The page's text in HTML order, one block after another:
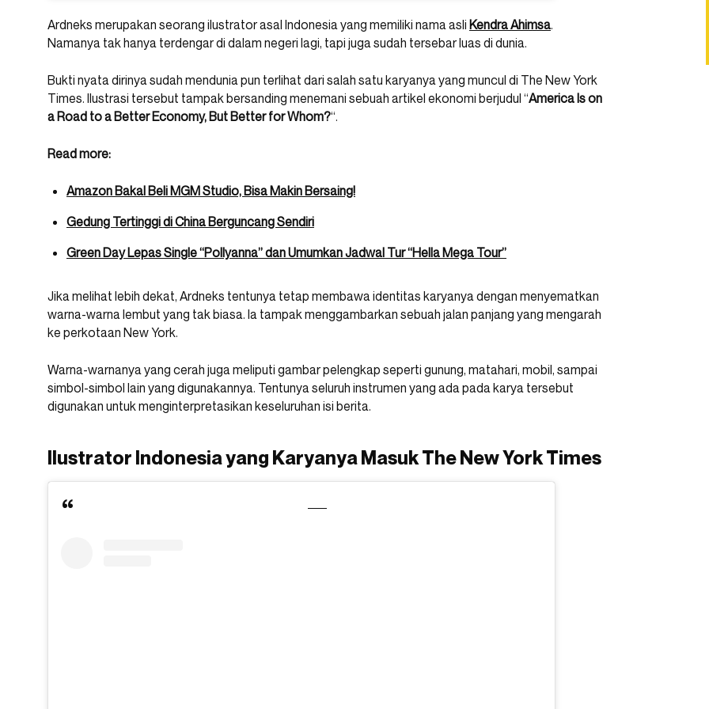
Ardneks merupakan seorang ilustrator asal Indonesia yang memiliki nama asli Kendra Ahimsa.
Namanya tak hanya terdengar di dalam negeri lagi, tapi juga sudah tersebar luas di dunia.
Bukti nyata dirinya sudah mendunia pun terlihat dari salah satu karyanya yang muncul di The New York
Times. Ilustrasi tersebut tampak bersanding menemani sebuah artikel ekonomi berjudul “America Is on
a Road to a Better Economy, But Better for Whom?“.
Read more:
Amazon Bakal Beli MGM Studio, Bisa Makin Bersaing!
Gedung Tertinggi di China Berguncang Sendiri
Green Day Lepas Single “Pollyanna” dan Umumkan Jadwal Tur “Hella Mega Tour”
Jika melihat lebih dekat, Ardneks tentunya tetap membawa identitas karyanya dengan menyematkan
warna-warna lembut yang tak biasa. Ia tampak menggambarkan sebuah jalan panjang yang mengarah
ke perkotaan New York.
Warna-warnanya yang cerah juga meliputi gambar pelengkap seperti gunung, matahari, mobil, sampai
simbol-simbol lain yang digunakannya. Tentunya seluruh instrumen yang ada pada karya tersebut
digunakan untuk menginterpretasikan keseluruhan isi berita.
Ilustrator Indonesia yang Karyanya Masuk The New York Times